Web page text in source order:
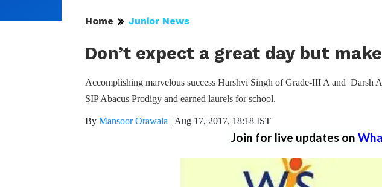
Home Junior News
Don’t expect a great day but
Accomplishing marvelous success Harshvi Singh of Grade-III A and Darsh
SIP Abacus Prodigy and earned laurels for school.
By Mansoor Orawala | Aug 17, 2017, 18:18 IST
Join for live updates on